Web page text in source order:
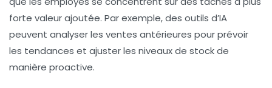
forte valeur ajoutée. Par exemple, des outils d’IA
peuvent analyser les ventes antérieures pour prévoir
les tendances et ajuster les niveaux de stock de
manière proactive.